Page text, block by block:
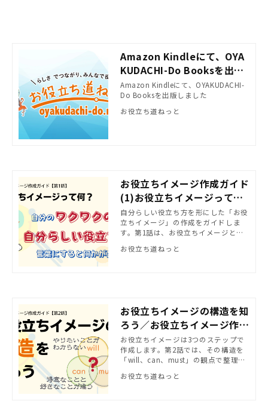
Amazon Kindleにて、OYA
KUDACHI-Do Booksを出版
しました
Amazon Kindleにて、OYAKUDACHI-
Do Booksを出版しました
お役立ち道ねっと
お役立ちイメージ作成ガイド
(1)お役立ちイメージって
何？
自分らしい役立ち方を形にした「お役
立ちイメージ」の作成をガイドしま
す。第1話は、お役立ちイメージとは
お役立ち道ねっと
お役立ちイメージの構造を知
ろう／お役立ちイメージ作成
ガイド(2)
お役立ちイメージは3つのステップで
作成します。第2話では、その構造を
「will、can、must」の観点で整理し
お役立ち道ねっと